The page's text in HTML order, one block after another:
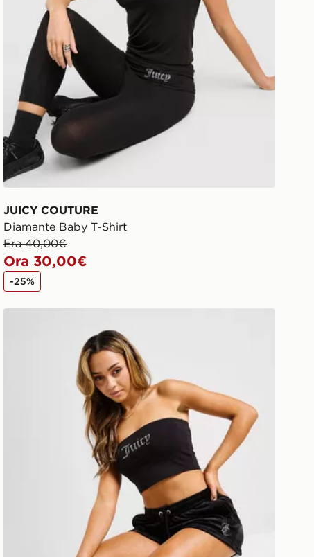
JUICY COUTURE
Diamante Baby T-Shirt
Era 40,00€
Ora 30,00€
-25%